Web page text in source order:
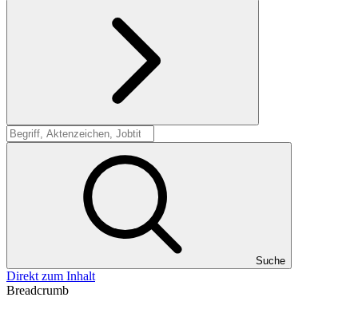
Suche
Suche
Direkt zum Inhalt
Breadcrumb